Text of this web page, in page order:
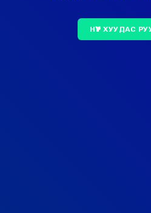
НҮҮР ХУУДАС